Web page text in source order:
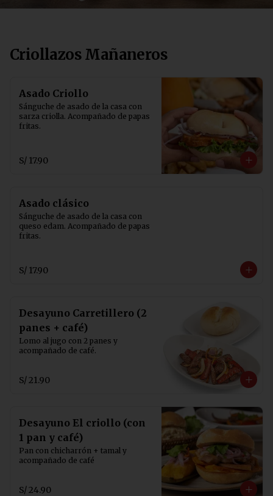
Criollazos Mañaneros
Asado Criollo
Sánguche de asado de la casa con
sarza criolla. Acompañado de papas
fritas.
S/ 17.90
Asado clásico
Sánguche de asado de la casa con
queso edam. Acompañado de papas
fritas.
S/ 17.90
Desayuno Carretillero (2
panes + café)
Lomo al jugo con 2 panes y
acompañado de café.
S/ 21.90
Desayuno El criollo (con
1 pan y café)
Pan con chicharrón + tamal y
acompañado de café
S/ 24.90